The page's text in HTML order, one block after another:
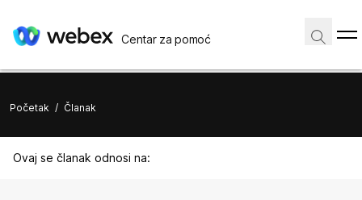
Centar za pomoć
Početak / Članak
Ovaj se članak odnosi na: